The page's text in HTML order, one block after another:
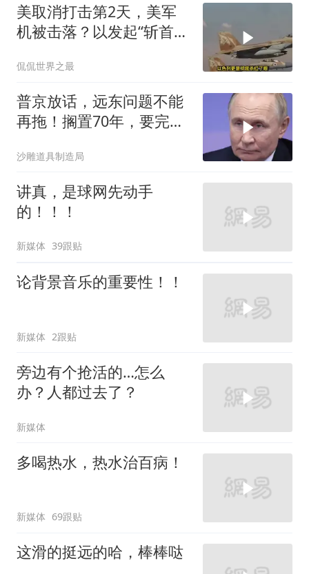
美取消打击第2天，美军
机被击落？以发起“斩首行
侃侃世界之最
普京放话，远东问题不能
再拖！搁置70年，要完成
沙雕道具制造局
讲真，是球网先动手
的！！！
新媒体 39跟贴
论背景音乐的重要性！！
新媒体 2跟贴
旁边有个抢活的…怎么
办？人都过去了？
新媒体
多喝热水，热水治百病！
新媒体 69跟贴
这滑的挺远的哈，棒棒哒